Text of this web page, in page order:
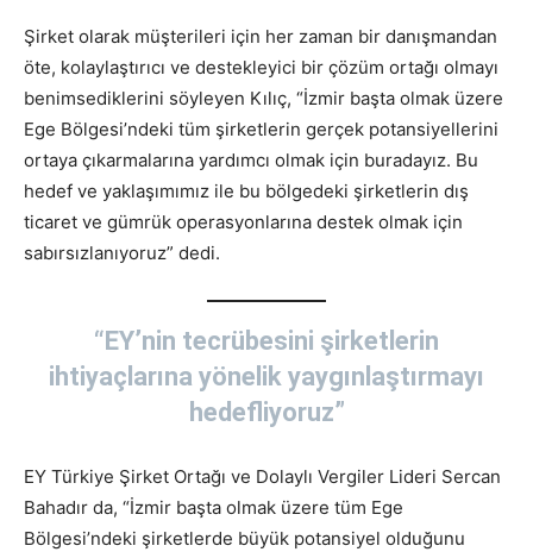
Şirket olarak müşterileri için her zaman bir danışmandan
öte, kolaylaştırıcı ve destekleyici bir çözüm ortağı olmayı
benimsediklerini söyleyen Kılıç, “İzmir başta olmak üzere
Ege Bölgesi’ndeki tüm şirketlerin gerçek potansiyellerini
ortaya çıkarmalarına yardımcı olmak için buradayız. Bu
hedef ve yaklaşımımız ile bu bölgedeki şirketlerin dış
ticaret ve gümrük operasyonlarına destek olmak için
sabırsızlanıyoruz” dedi.
“EY’nin tecrübesini şirketlerin
ihtiyaçlarına yönelik yaygınlaştırmayı
hedefliyoruz”
EY Türkiye Şirket Ortağı ve Dolaylı Vergiler Lideri Sercan
Bahadır da, “İzmir başta olmak üzere tüm Ege
Bölgesi’ndeki şirketlerde büyük potansiyel olduğunu